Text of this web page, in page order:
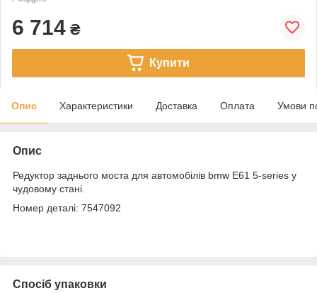
6 714 ₴
Купити
Опис Характеристики Доставка Оплата Умови
Опис
Редуктор заднього моста для автомобілів bmw E61 5-series у
чудовому стані.
Номер деталі: 7547092
Спосіб упаковки